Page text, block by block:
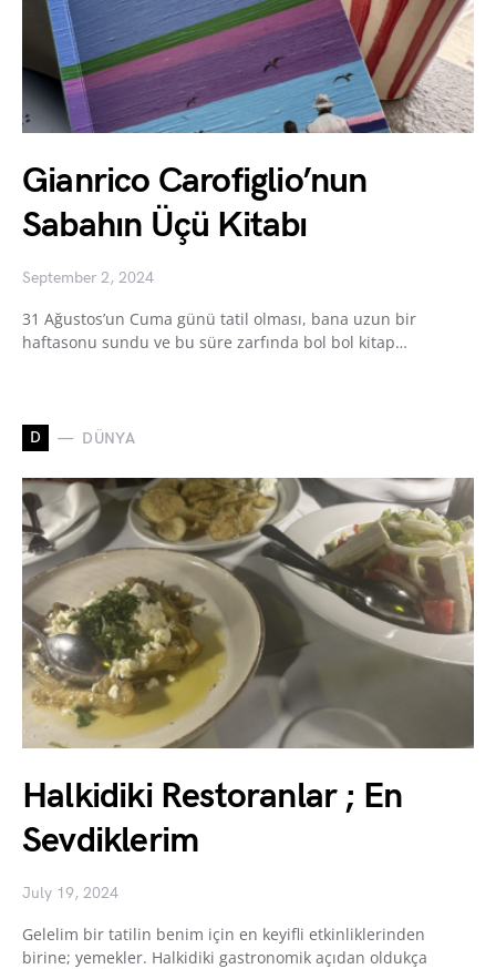
Gianrico Carofiglio’nun
Sabahın Üçü Kitabı
September 2, 2024
31 Ağustos’un Cuma günü tatil olması, bana uzun bir
haftasonu sundu ve bu süre zarfında bol bol kitap…
D DÜNYA
Halkidiki Restoranlar ; En
Sevdiklerim
July 19, 2024
Gelelim bir tatilin benim için en keyifli etkinliklerinden
birine; yemekler. Halkidiki gastronomik açıdan oldukça